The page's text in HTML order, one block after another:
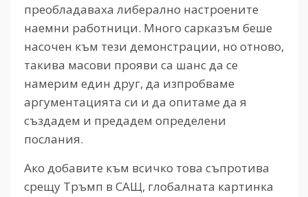
преобладаваха либерално настроените
наемни работници. Много сарказъм беше
насочен към тези демонстрации, но отново,
такива масови прояви са шанс да се
намерим един друг, да изпробваме
аргументацията си и да опитаме да я
създадем и предадем определени
послания.
Ако добавите към всичко това съпротива
срещу Тръмп в САЩ, глобалната картинка